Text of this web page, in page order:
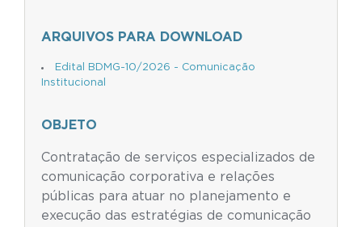
ARQUIVOS PARA DOWNLOAD
Edital BDMG-10/2026 - Comunicação
Institucional
OBJETO
Contratação de serviços especializados de
comunicação corporativa e relações
públicas para atuar no planejamento e
execução das estratégias de comunicação